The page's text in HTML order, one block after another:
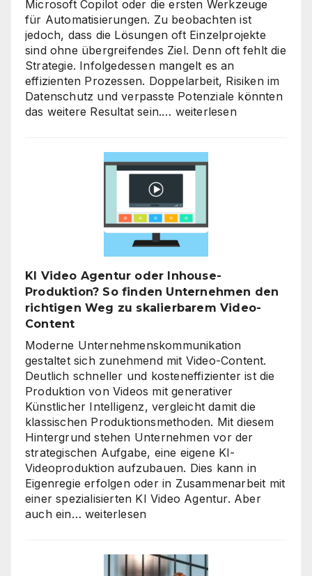
Microsoft Copilot oder die ersten Werkzeuge
für Automatisierungen. Zu beobachten ist
jedoch, dass die Lösungen oft Einzelprojekte
sind ohne übergreifendes Ziel. Denn oft fehlt die
Strategie. Infolgedessen mangelt es an
effizienten Prozessen. Doppelarbeit, Risiken im
Datenschutz und verpasste Potenziale könnten
das weitere Resultat sein.… KI-
den
Mittelstand:
jetzt
der
richtige
Zeitpunkt
eine
unternehmensweite
KI-
ist
weiterlesen
KI Video Agentur oder Inhouse-
Produktion? So finden Unternehmen den
richtigen Weg zu skalierbarem Video-
Content
Moderne Unternehmenskommunikation
gestaltet sich zunehmend mit Video-Content.
Deutlich schneller und kosteneffizienter ist die
Produktion von Videos mit generativer
Künstlicher Intelligenz, vergleicht damit die
klassischen Produktionsmethoden. Mit diesem
Hintergrund stehen Unternehmen vor der
strategischen Aufgabe, eine eigene KI-
Videoproduktion aufzubauen. Dies kann in
Eigenregie erfolgen oder in Zusammenarbeit mit
einer spezialisierten KI Video Agentur. Aber
auch ein… KI
oder
weiterlesen